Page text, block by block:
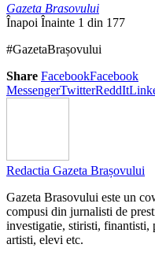
Gazeta Brasovului
Înapoi Înainte 1 din 177
#GazetaBrașovului
Share FacebookFacebook
MessengerTwitterReddIt
Redactia Gazeta Brașovului
Gazeta Brasovului este un
compusi din jurnalisti de
investigatie, stiristi, finantisti,
artisti, elevi etc.